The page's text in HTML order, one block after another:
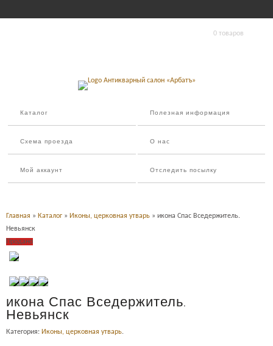
0 товаров
Каталог Полезная информация
Схема проезда О нас
Мой аккаунт Отследить посылку
Главная » Каталог » Иконы, церковная утварь » икона Спас Вседержитель.
Невьянск
Продано
икона Спас Вседержитель.
Невьянск
Категория: Иконы, церковная утварь.